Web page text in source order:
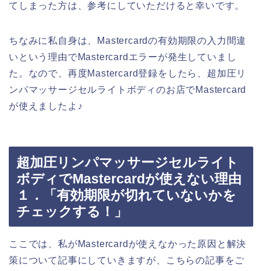
てしまった方は、参考にしていただけると幸いです。
ちなみに私自身は、Mastercardの有効期限の入力間違
いという理由でMastercardエラーが発生していまし
た。なので、再度Mastercard登録をしたら、超加圧リ
ンパマッサージセルライトボディのお店でMastercard
が使えましたよ♪
超加圧リンパマッサージセルライト
ボディでMastercardが使えない理由
１．「有効期限が切れていないかを
チェックする！」
ここでは、私がMastercardが使えなかった原因と解決
策について記事にしていきますが、こちらの記事をご